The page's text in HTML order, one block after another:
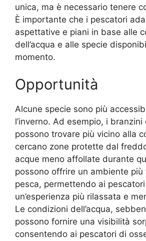
unica, ma è necessario tenere
È importante che i pescatori
aspettative e piani in base alle
dell’acqua e alle specie
momento.
Opportunità
Alcune specie sono più
l’inverno. Ad esempio, i
possono trovare più vicino alla
cercano zone protette dal
acque meno affollate durante
possono offrire un ambiente più
pesca, permettendo ai
un’esperienza più rilassata e
Le condizioni dell’acqua,
possono fornire una visibilità
consentendo ai pescatori di